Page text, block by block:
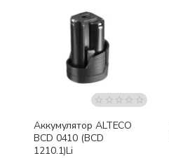
Аккумулятор ALTECO
BCD 0410 (BCD
1210.1)Li